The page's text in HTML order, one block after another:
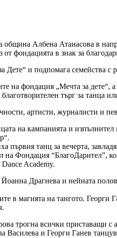
Албена Атанасова в
фондацията в знак за
Дете“ и подпомага семейства
на фондация „Мечта за
търг за танца
артисти, журналисти и
на кампанията и
първия танц за вечерта,
на Фондация “БлагоДарител”,
Academy.
Йоанна Драгнева и нейната
в магията на тангото.
трогна всички приставащи
и Георги Ганев